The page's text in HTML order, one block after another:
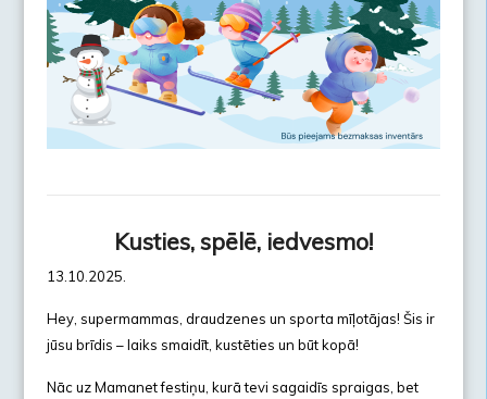
Kusties, spēlē, iedvesmo!
13.10.2025.
Hey, supermammas, draudzenes un sporta mīļotājas! Šis ir
jūsu brīdis – laiks smaidīt, kustēties un būt kopā!
Nāc uz Mamanet festiņu, kurā tevi sagaidīs spraigas, bet